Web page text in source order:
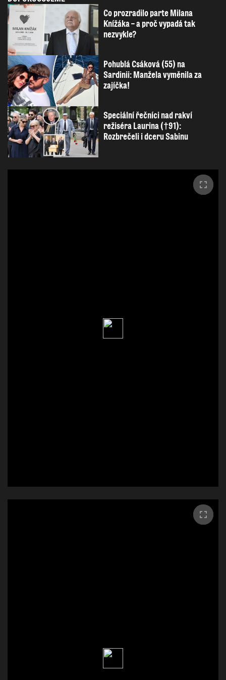
Co prozradilo parte Milana
Knížáka – a proč vypadá tak
nezvykle?
Pohublá Csáková (55) na
Sardinii: Manžela vyměnila za
zajíčka!
Speciální řečníci nad rakví
režiséra Laurina (†91):
Rozbrečeli i dceru Sabinu